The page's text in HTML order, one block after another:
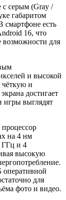
с серым (Gray /
габаритом
смартфоне есть
16, что
возможности для
и высокой
чёткую и
достигает
игры выглядят
на 4 нм
ГГц и 4
высокую
для
фото и видео.